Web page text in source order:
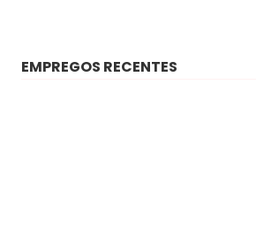
EMPREGOS RECENTES